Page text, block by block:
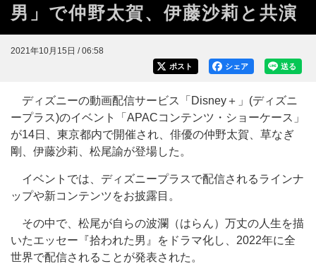
男」で仲野太賀、伊藤沙莉と共演
2021年10月15日 / 06:58
送る
シェア
ポスト
ディズニーの動画配信サービス「Disney＋」(ディズニ
ープラス)のイベント「APACコンテンツ・ショーケース」
が14日、東京都内で開催され、俳優の仲野太賀、草なぎ
剛、伊藤沙莉、松尾諭が登場した。
イベントでは、ディズニープラスで配信されるラインナ
ップや新コンテンツをお披露目。
その中で、松尾が自らの波瀾（はらん）万丈の人生を描
いたエッセー『拾われた男』をドラマ化し、2022年に全
世界で配信されることが発表された。